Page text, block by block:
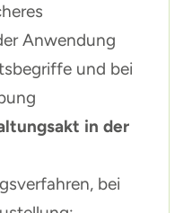
Anwendung
und bei
in der
bei